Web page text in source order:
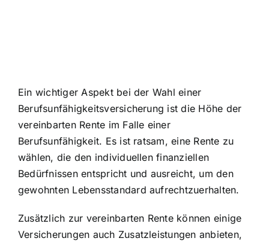
Ein wichtiger Aspekt bei der Wahl einer
Berufsunfähigkeitsversicherung ist die Höhe der
vereinbarten Rente im Falle einer
Berufsunfähigkeit. Es ist ratsam, eine Rente zu
wählen, die den individuellen finanziellen
Bedürfnissen entspricht und ausreicht, um den
gewohnten Lebensstandard aufrechtzuerhalten.
Zusätzlich zur vereinbarten Rente können einige
Versicherungen auch Zusatzleistungen anbieten,